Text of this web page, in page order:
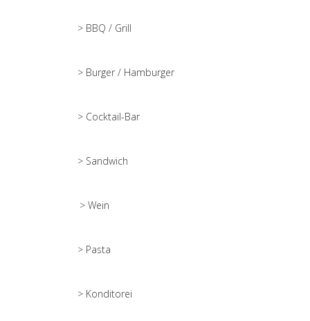
> BBQ / Grill
> Burger / Hamburger
> Cocktail-Bar
> Sandwich
> Wein
> Pasta
> Konditorei